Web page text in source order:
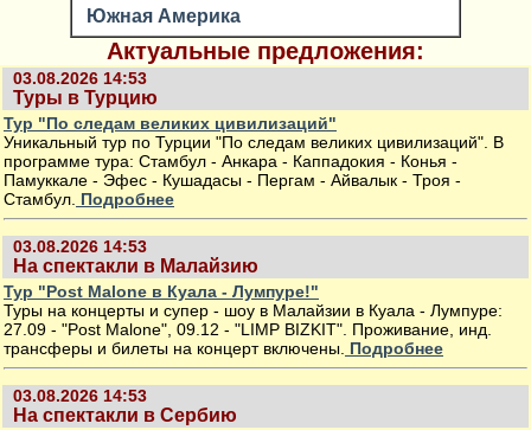
Южная Америка
Актуальные предложения:
03.08.2026 14:53
Туры в Турцию
Тур "По следам великих цивилизаций"
Уникальный тур по Турции "По следам великих цивилизаций". В
программе тура: Стамбул - Анкара - Каппадокия - Конья -
Памуккале - Эфес - Кушадасы - Пергам - Айвалык - Троя -
Стамбул. Подробнее
03.08.2026 14:53
На спектакли в Малайзию
Тур "Post Malone в Куала - Лумпуре!"
Туры на концерты и супер - шоу в Малайзии в Куала - Лумпуре:
27.09 - "Post Malone", 09.12 - "LIMP BIZKIT". Проживание, инд.
трансферы и билеты на концерт включены. Подробнее
03.08.2026 14:53
На спектакли в Сербию